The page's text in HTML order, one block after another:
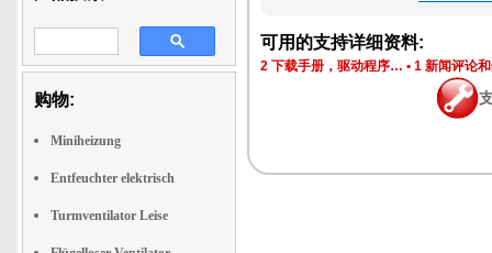
购物:
Miniheizung
Entfeuchter elektrisch
Turmventilator Leise
可用的支持详细资料:
2 下载手册，驱动程序… • 1 新闻评论